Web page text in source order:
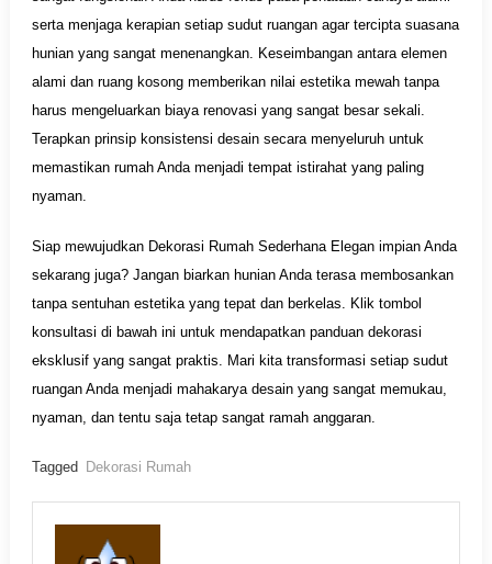
serta menjaga kerapian setiap sudut ruangan agar tercipta suasana
hunian yang sangat menenangkan. Keseimbangan antara elemen
alami dan ruang kosong memberikan nilai estetika mewah tanpa
harus mengeluarkan biaya renovasi yang sangat besar sekali.
Terapkan prinsip konsistensi desain secara menyeluruh untuk
memastikan rumah Anda menjadi tempat istirahat yang paling
nyaman.
Siap mewujudkan Dekorasi Rumah Sederhana Elegan impian Anda
sekarang juga? Jangan biarkan hunian Anda terasa membosankan
tanpa sentuhan estetika yang tepat dan berkelas. Klik tombol
konsultasi di bawah ini untuk mendapatkan panduan dekorasi
eksklusif yang sangat praktis. Mari kita transformasi setiap sudut
ruangan Anda menjadi mahakarya desain yang sangat memukau,
nyaman, dan tentu saja tetap sangat ramah anggaran.
Tagged Dekorasi Rumah